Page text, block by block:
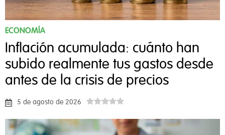
ECONOMÍA
Inflación acumulada: cuánto han
subido realmente tus gastos desde
antes de la crisis de precios
5 de agosto de 2026